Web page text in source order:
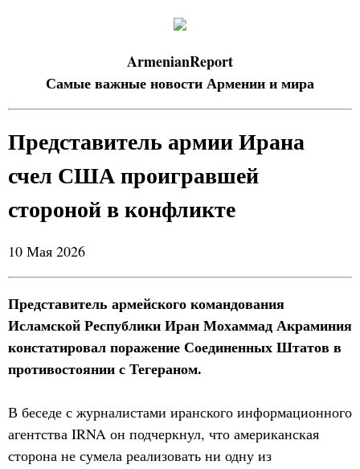
ArmenianReport
Самые важные новости Армении и мира
Представитель армии Ирана
счел США проигравшей
стороной в конфликте
10 Мая 2026
Представитель армейского командования
Исламской Республики Иран Мохаммад Акраминия
констатировал поражение Соединенных Штатов в
противостоянии с Тегераном.
В беседе с журналистами иранского информационного
агентства IRNA он подчеркнул, что американская
сторона не сумела реализовать ни одну из